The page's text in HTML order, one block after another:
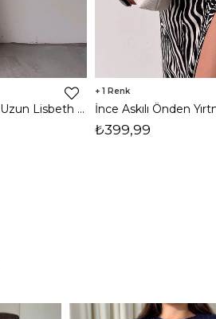
İnce Askılı Önden Yırtmaçlı Uzun Lisbeth Kadın Beyaz Elbise 22K000581
1
₺399,99